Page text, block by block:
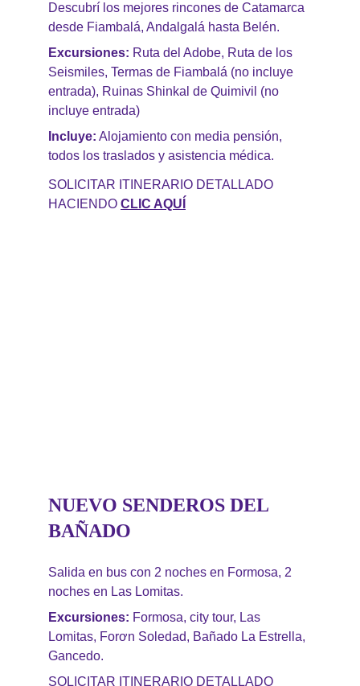
Descubrí los mejores rincones de Catamarca
desde Fiambalá, Andalgalá hasta Belén.
Excursiones: Ruta del Adobe, Ruta de los
Seismiles, Termas de Fiambalá (no incluye
entrada), Ruinas Shinkal de Quimivil (no
incluye entrada)
Incluye: Alojamiento con media pensión,
todos los traslados y asistencia médica.
SOLICITAR ITINERARIO DETALLADO
HACIENDO CLIC AQUÍ
NUEVO SENDEROS DEL
BAÑADO
Salida en bus con 2 noches en Formosa, 2
noches en Las Lomitas.
Excursiones: Formosa, city tour, Las
Lomitas, Forơn Soledad, Bañado La Estrella,
Gancedo.
SOLICITAR ITINERARIO DETALLADO